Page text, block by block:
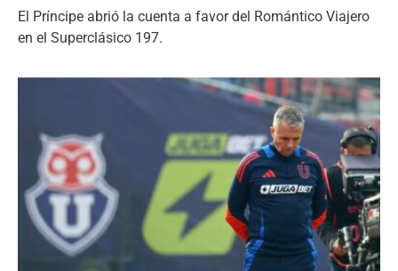
El Príncipe abrió la cuenta a favor del Romántico Viajero
en el Superclásico 197.